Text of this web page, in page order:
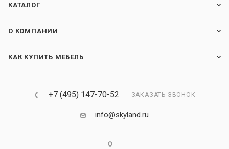
КАТАЛОГ
О КОМПАНИИ
КАК КУПИТЬ МЕБЕЛЬ
+7 (495) 147-70-52 ЗАКАЗАТЬ ЗВОНОК
info@skyland.ru